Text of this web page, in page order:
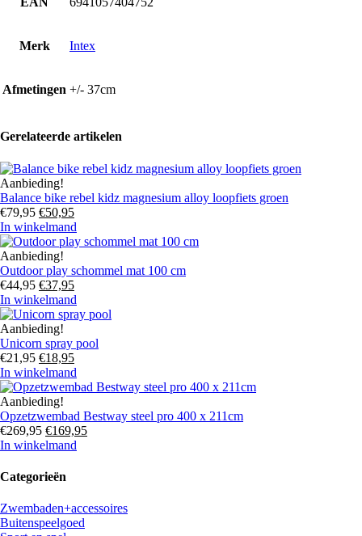
Merk Intex
Afmetingen +/- 37cm
Gerelateerde artikelen
Aanbieding!
Balance bike rebel kidz magnesium alloy loopfiets groen
€79,95 Oorspronkelijke
prijs
was:
€79,95.
€50,95Huidige
prijs
is:
In winkelmand
Aanbieding!
Outdoor play schommel mat 100 cm
€44,95 Oorspronkelijke
prijs
was:
€44,95.
€37,95Huidige
prijs
is:
In winkelmand
Aanbieding!
Unicorn spray pool
€21,95 Oorspronkelijke
prijs
was:
€21,95.
€18,95Huidige
prijs
is:
In winkelmand
Aanbieding!
Opzetzwembad Bestway steel pro 400 x 211cm
€269,95 Oorspronkelijke
prijs
€269,95.
€169,95Huidige
In winkelmand
Categorieën
Zwembaden+accessoires
Buitenspeelgoed